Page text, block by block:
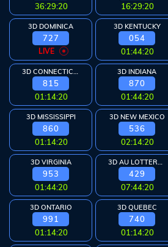
©
36:29:20
16:29:20
3D DOMINICA
727
LIVE
3D KENTUCKY
054
01:44:20
815
01:14:20
3D INDIANA
870
01:44:20
3D MISSISSIPPI
860
01:14:20
3D NEW MEXICO
536
02:14:20
3D VIRGINIA
953
01:44:20
429
07:44:20
3D ONTARIO
991
01:14:20
3D QUEBEC
740
01:14:20